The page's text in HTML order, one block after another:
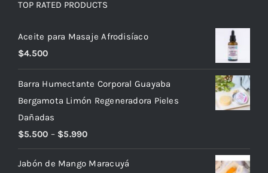
TOP RATED PRODUCTS
Aceite para Masaje Afrodisíaco
$4.500
Barra Humectante Corporal Guayaba
Bergamota Limón Regeneradora Pieles
Dañadas
$5.500 – $5.990
Jabón de Mango Maracuyá